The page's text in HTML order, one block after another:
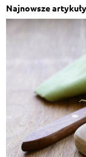
Najnowsze artykuły